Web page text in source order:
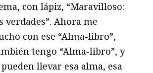
con lápiz, “Maravilloso:
verdades”. Ahora me
con ese “Alma-libro”,
tengo “Alma-libro”, y
llevar esa alma, esa